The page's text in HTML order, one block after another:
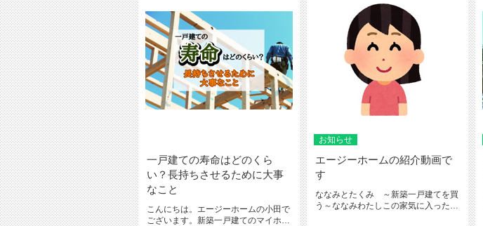
一戸建ての寿命はどのくら
い？長持ちさせるために大事
なこと
こんにちは。エージーホームの小田で
ございます。新築一戸建てのマイホー
お知らせ
エージーホームの紹介動画で
す
ななみとたくみ ～新築一戸建てを買
う～ななみわたしこの家気に入ったわ